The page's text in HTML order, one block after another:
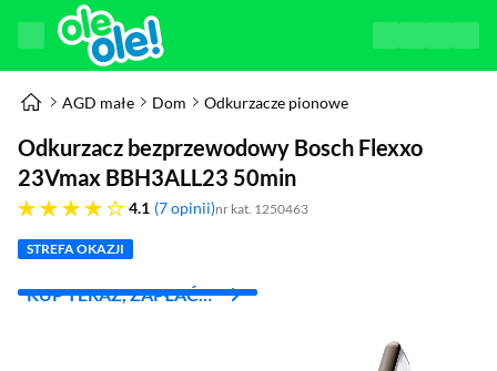
AGD małe Dom Odkurzacze pionowe
Odkurzacz bezprzewodowy Bosch Flexxo
23Vmax BBH3ALL23 50min
4.1
4.1 gwiazdek 7 opinii nr kat. 1250463
STREFA OKAZJI
KUP TERAZ, ZAPŁAĆ